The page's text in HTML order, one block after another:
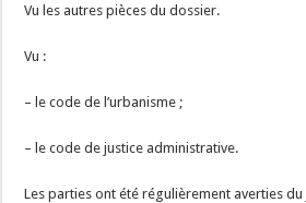
Vu les autres pièces du dossier.
Vu :
– le code de l’urbanisme ;
– le code de justice administrative.
Les parties ont été régulièrement averties du